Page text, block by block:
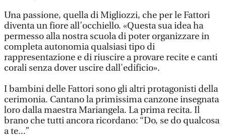
Una passione, quella di Migliozzi, che per le Fattori
diventa un fiore all’occhiello. «Questa sua idea ha
permesso alla nostra scuola di poter organizzare in
completa autonomia qualsiasi tipo di
rappresentazione e di riuscire a provare recite e canti
corali senza dover uscire dall'edificio».
I bambini delle Fattori sono gli altri protagonisti della
cerimonia. Cantano la primissima canzone insegnata
loro dalla maestra Mariangela. La prima recita. Il
brano che tutti ancora ricordano: “Do, se do qualcosa
a te...”